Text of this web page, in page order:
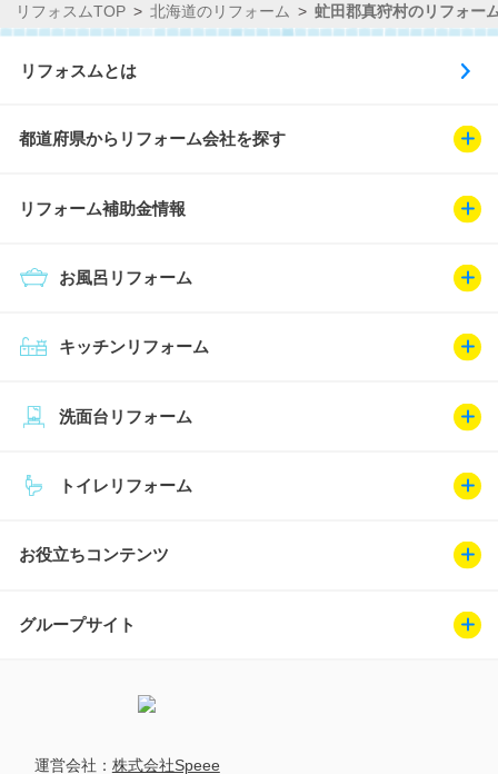
リフォスムTOP 北海道のリフォーム 虻田郡真狩村のリフォー
リフォスムとは
都道府県からリフォーム会社を探す
リフォーム補助金情報
キッチンリフォーム
お風呂リフォーム
トイレリフォーム
洗面台リフォーム
お役立ちコンテンツ
グループサイト
運営会社： 株式会社Speee